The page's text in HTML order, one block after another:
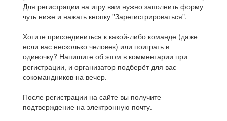
Для регистрации на игру вам нужно заполнить форму
чуть ниже и нажать кнопку "Зарегистрироваться".
Хотите присоединиться к какой-либо команде (даже
если вас несколько человек) или поиграть в
одиночку? Напишите об этом в комментарии при
регистрации, и организатор подберёт для вас
сокомандников на вечер.
После регистрации на сайте вы получите
подтверждение на электронную почту.